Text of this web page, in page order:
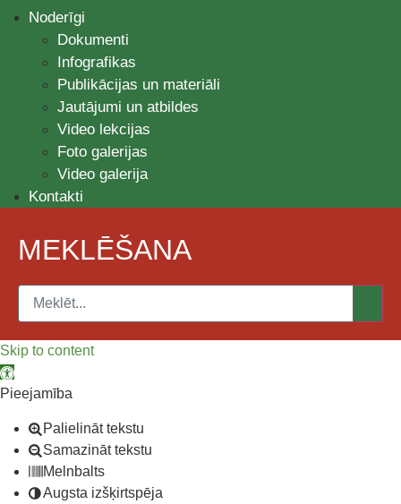
Noderīgi
Dokumenti
Infografikas
Publikācijas un materiāli
Jautājumi un atbildes
Video lekcijas
Foto galerijas
Video galerija
Kontakti
MEKLĒŠANA
Skip to content
Open toolbar
Pieejamība
Palielināt tekstu
Samazināt tekstu
Melnbalts
Augsta izšķirtspēja